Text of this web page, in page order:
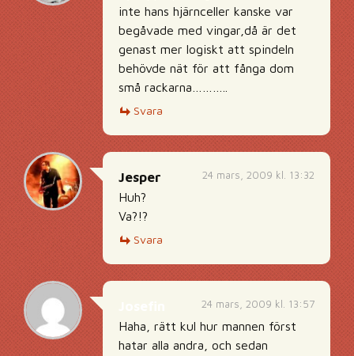
inte hans hjärnceller kanske var
begåvade med vingar,då är det
genast mer logiskt att spindeln
behövde nät för att fånga dom
små rackarna………..
Svara
24 mars, 2009 kl. 13:32
Jesper
Huh?
Va?!?
Svara
24 mars, 2009 kl. 13:57
Haha, rätt kul hur mannen först
hatar alla andra, och sedan